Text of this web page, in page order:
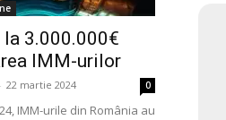
la 3.000.000€
IMM-urilor
- 22 martie 2024 0
IMM-urile din România au